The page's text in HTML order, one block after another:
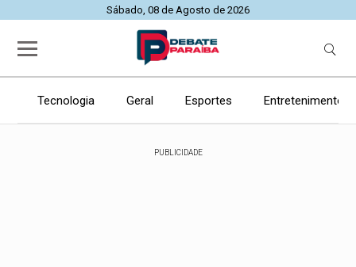
Sábado, 08 de Agosto de 2026
Tecnologia Geral Esportes Entretenimento
PUBLICIDADE